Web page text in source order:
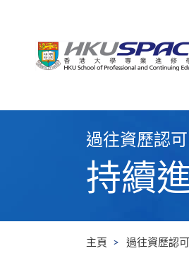
過往資歷認
持續
主頁 過往資歷認